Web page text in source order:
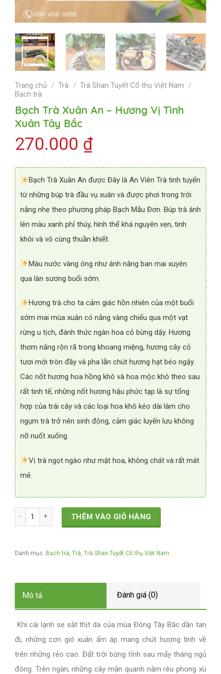
Trang chủ / Trà / Trà Shan Tuyết Cổ thụ Việt Nam /
Bạch trà
Bạch Trà Xuân An – Hương Vị Tình
Xuân Tây Bắc
270.000 ₫
Bạch Trà Xuân An được Đây là An Viên Trà tinh tuyển
từ những búp trà đầu vụ xuân và được phơi trong trời
nắng nhẹ theo phương pháp Bạch Mẫu Đơn. Búp trà ánh
lên màu xanh phỉ thúy, hình thể khá nguyên vẹn, tinh
khôi và vô cùng thuần khiết.
Màu nước vàng óng như ánh nắng ban mai xuyên
qua làn sương buổi sớm.
Hương trà cho ta cảm giác hồn nhiên của một buổi
sớm mai mùa xuân có nắng vàng chiếu qua một vạt
rừng u tịch, đánh thức ngàn hoa cỏ bừng dậy. Hương
thơm nắng rộn rã trong khoang miệng, hương cây cỏ
tươi mới tròn đầy và pha lẫn chút hương hạt béo ngậy.
Các nốt hương hoa hồng khô và hoa mộc khô theo sau
rất tinh tế, những nốt hương hậu phức tạp là sự tổng
hợp của trái cây và các loại hoa khô kéo dài làm cho
ngụm trà trở nên sinh động, cảm giác luyến lưu không
nỡ nuốt xuống.
Vị trà ngọt ngào như mật hoa, không chát và rất mát
mẻ.
Bạch Trà Xuân An - Hương Vị Tình Xuân Tây Bắc số lượng
THÊM VÀO GIỎ HÀNG
Danh mục: Bạch trà, Trà, Trà Shan Tuyết Cổ thụ Việt Nam
Mô tả Đánh giá (0)
Khi cái lạnh se sắt thịt da của mùa Đông Tây Bắc dần tan
đi, những cơn gió xuân ấm áp mang chút hương tình về
trên những rẻo cao. Đất trời bừng tỉnh sau mấy tháng ngủ
đông. Trên ngàn, những cây mận quanh năm rêu phong xù